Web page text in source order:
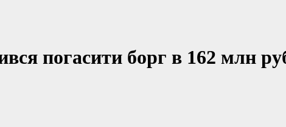
погасити борг в 162 млн